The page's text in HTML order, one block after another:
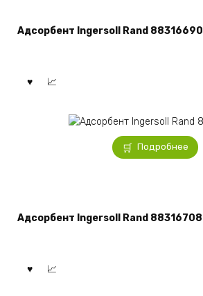
Адсорбент Ingersoll Rand 88316690
Подробнее
Адсорбент Ingersoll Rand 88316708